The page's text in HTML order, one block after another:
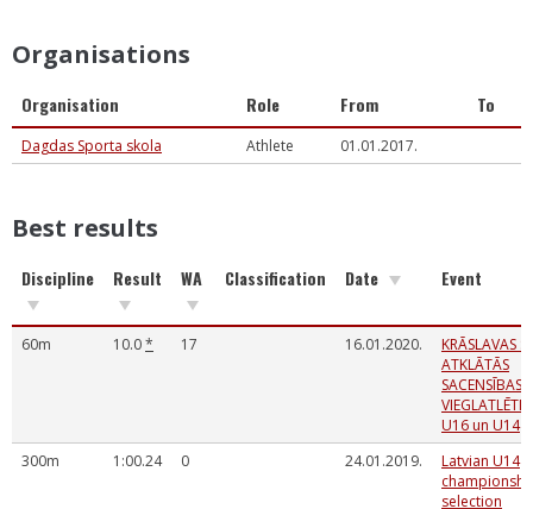
Organisations
Organisation Role From To
Dagdas Sporta skola Athlete 01.01.2017.
Best results
Discipline Result WA Classification Date Event
60m 10.0* 17 16.01.2020.
KRĀSLAVAS SS
ATKLĀTĀS
SACENSĪBAS
U16 un U14
300m
1:00.24 0 24.01.2019.
Latvian U14
selection